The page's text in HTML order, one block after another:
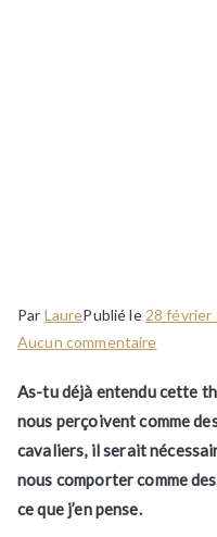
Par LaurePublié le 28 février
Aucun commentairesur
chevaux
nous
ils
As-tu déjà entendu cette
nous perçoivent comme
cavaliers, il serait
nous comporter comme
ce que j’en pense.